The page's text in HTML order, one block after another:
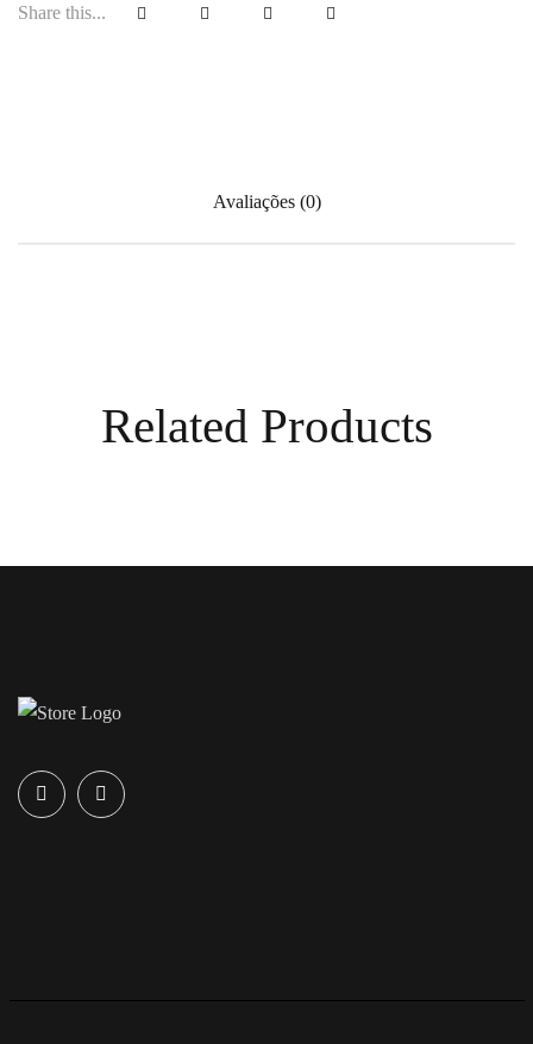
Share this...
Avaliações (0)
Related Products